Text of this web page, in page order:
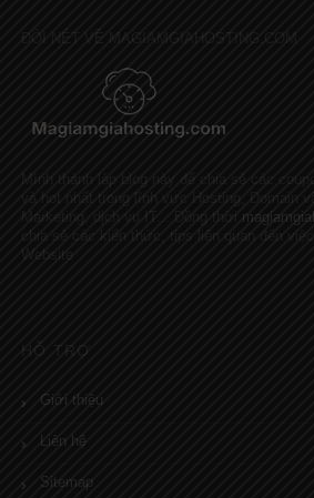
ĐÔI NÉT VỀ MAGIAMGIAHOSTING.COM
Mình thành lập blog này để chia sẻ các
và hot nhất trong lĩnh vực Hosting, Domain
Marketing, dịch vụ IT... Đồng thời
chia sẻ các kiến thức, tips liên quan đến
Website
HỖ TRỢ
Giới thiệu
Liên hệ
Sitemap